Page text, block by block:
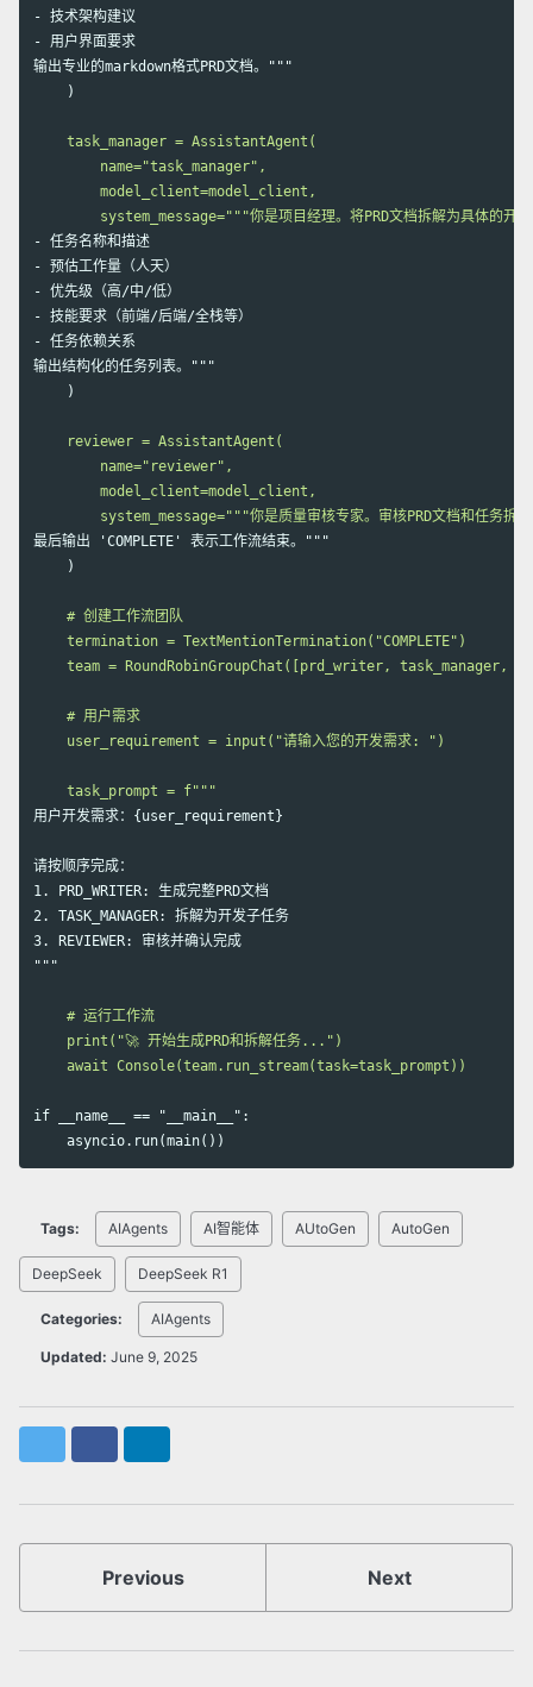
-
- 用户界面要求
输出专业的markdown格式PRD文档。"""
    )
    task_manager = AssistantAgent(
        name="task_manager",
        model_client=model_client,
-
-
-
-
- 任务依赖关系
输出结构化的任务列表。"""
    )
    reviewer = AssistantAgent(
        name="reviewer",
        model_client=model_client,
最后输出 'COMPLETE' 表示工作流结束。"""
    )
    # 创建工作流团队
    termination = TextMentionTermination("COMPLETE")
team = RoundRobinGroupChat([prd_writer, task_manager,
    # 用户需求
    user_requirement = input("请输入您的开发需求: ")
用户开发需求：{user_requirement}
1.
2.
3.
REVIEWER: 审核并确认完成
"""
    # 运行工作流
    print("🚀 开始生成PRD和拆解任务...")
    await Console(team.run_stream(task=task_prompt))
if __name__ == "__main__":
Tags: AIAgents AI智能体 AUtoGen AutoGen
DeepSeek DeepSeek R1
Categories: AIAgents
Updated: June 9, 2025
Previous Next